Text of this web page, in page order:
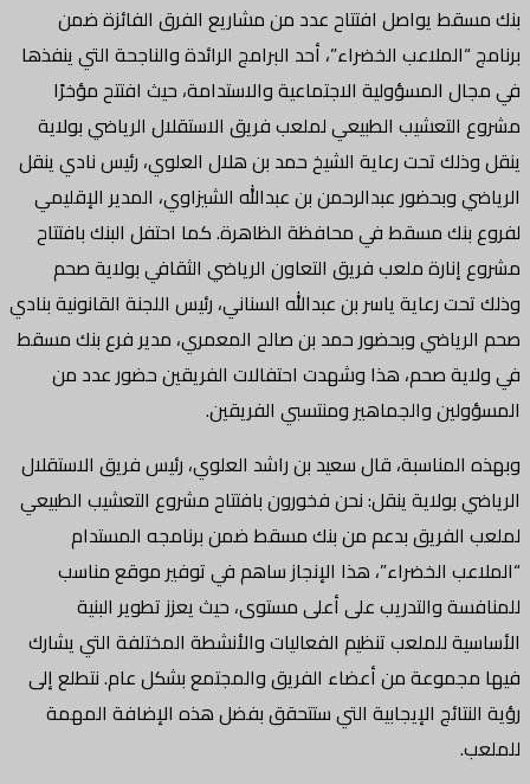
بنك مسقط يواصل افتتاح عدد من مشاريع الفرق الفائزة ضمن
برنامج “الملاعب الخضراء”، أحد البرامج الرائدة والناجحة التي ينفذها
في مجال المسؤولية الاجتماعية والاستدامة، حيث افتتح مؤخرًا
مشروع التعشيب الطبيعي لملعب فريق الاستقلال الرياضي بولاية
ينقل وذلك تحت رعاية الشيخ حمد بن هلال العلوي، رئيس نادي ينقل
الرياضي وبحضور عبدالرحمن بن عبدالله الشيزاوي، المدير الإقليمي
لفروع بنك مسقط في محافظة الظاهرة. كما احتفل البنك بافتتاح
مشروع إنارة ملعب فريق التعاون الرياضي الثقافي بولاية صحم
وذلك تحت رعاية ياسر بن عبدالله السناني، رئيس اللجنة القانونية بنادي
صحم الرياضي وبحضور حمد بن صالح المعمري، مدير فرع بنك مسقط
في ولاية صحم، هذا وشهدت احتفالات الفريقين حضور عدد من
المسؤولين والجماهير ومنتسبي الفريقين.
وبهذه المناسبة، قال سعيد بن راشد العلوي، رئيس فريق الاستقلال
الرياضي بولاية ينقل: نحن فخورون بافتتاح مشروع التعشيب الطبيعي
لملعب الفريق بدعم من بنك مسقط ضمن برنامجه المستدام
“الملاعب الخضراء”، هذا الإنجاز ساهم في توفير موقع مناسب
للمنافسة والتدريب على أعلى مستوى، حيث يعزز تطوير البنية
الأساسية للملعب تنظيم الفعاليات والأنشطة المختلفة التي يشارك
فيها مجموعة من أعضاء الفريق والمجتمع بشكل عام. نتطلع إلى
رؤية النتائج الإيجابية التي ستتحقق بفضل هذه الإضافة المهمة
للملعب.